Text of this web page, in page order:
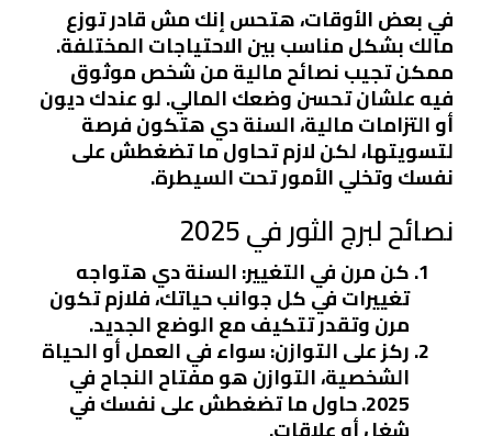
في بعض الأوقات، هتحس إنك مش قادر توزع
مالك بشكل مناسب بين الاحتياجات المختلفة.
ممكن تجيب نصائح مالية من شخص موثوق
فيه علشان تحسن وضعك المالي. لو عندك ديون
أو التزامات مالية، السنة دي هتكون فرصة
لتسويتها، لكن لازم تحاول ما تضغطش على
نفسك وتخلي الأمور تحت السيطرة.
نصائح لبرج الثور في 2025
كن مرن في التغيير:السنة دي هتواجه
تغييرات في كل جوانب حياتك، فلازم تكون
مرن وتقدر تتكيف مع الوضع الجديد.
ركز على التوازن:سواء في العمل أو الحياة
الشخصية، التوازن هو مفتاح النجاح في
2025. حاول ما تضغطش على نفسك في